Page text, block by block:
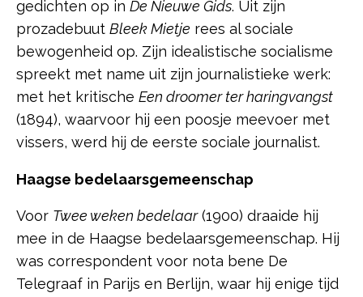
gedichten op in De Nieuwe Gids. Uit zijn
prozadebuut Bleek Mietje rees al sociale
bewogenheid op. Zijn idealistische socialisme
spreekt met name uit zijn journalistieke werk:
met het kritische Een droomer ter haringvangst
(1894), waarvoor hij een poosje meevoer met
vissers, werd hij de eerste sociale journalist.
Haagse bedelaarsgemeenschap
Voor Twee weken bedelaar(1900) draaide hij
mee in de Haagse bedelaarsgemeenschap. Hij
was correspondent voor nota bene De
Telegraaf in Parijs en Berlijn, waar hij enige tijd